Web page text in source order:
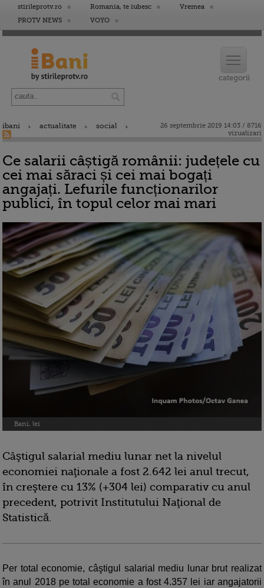
stirileprotv.ro Romania, te iubesc
Vremea
PROTV NEWS
VOYO
ibani actualitate social
26 septembrie 2019 14:03 / 8716
vizualizari
Ce salarii câștigă românii: județele cu
cei mai săraci și cei mai bogați
angajați. Lefurile funcționarilor
publici, în topul celor mai mari
Bani, lei
Câştigul salarial mediu lunar net la nivelul
economiei naţionale a fost 2.642 lei anul trecut,
în creştere cu 13% (+304 lei) comparativ cu anul
precedent, potrivit Institutului Naţional de
Statistică.
Per total economie, câştigul salarial mediu lunar brut realizat
în anul 2018 pe total economie a fost 4.357 lei iar angajatorii